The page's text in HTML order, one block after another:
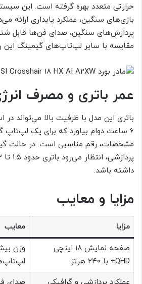
حرارتی متعدد بهره گرفته است. این
بازی‌های سنگین، عملکرد پایداری ارائه
پردازش‌های سنگین، صدای فن‌ها قابل
مقایسه با سایر لپ‌تاپ‌های گیمینگ این
عمر باتری و مصرف
۶ ساعت دوام بیاورد که برای یک لپ‌تاپ
مشخصات، رقم مناسبی است. در حالت
داشته باشد.
مزایا و معایب
مزایا معایب
صفحه نمایش ۱۸ اینچی
QHD+ با ۲۴۰ هرتز
وزن
لپ‌تاپ‌های